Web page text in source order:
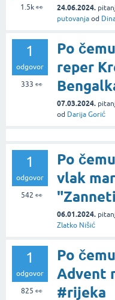
1.5k👀 24.06.2024.
putovanja od
1
odgovor
333 👀
Po
reper
07.03.2024.
od Darija Gorić
1
odgovor
542 👀
Po
vlak
06.01.2024.
Zlatko Nišić
1
odgovor
825 👀
Po
Advent
#rijeka